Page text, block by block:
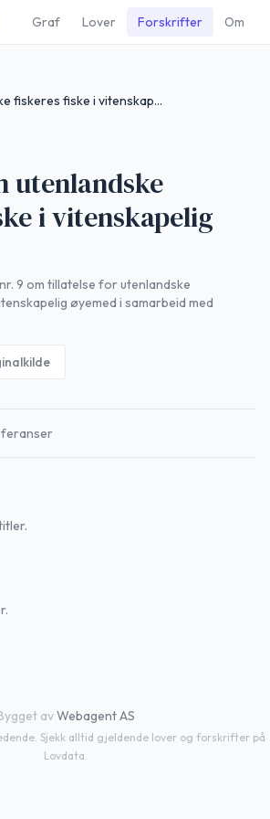
Graf Lover Forskrifter Om
Forskr. om utenlandske fiskeres fiske i vitenskapelig øyemed
utenlandske
i vitenskapelig
9 om tillatelse for utenlandske
øyemed i samarbeid med
avWebagent AS
Sjekk alltid gjeldende lover og forskrifter på
Lovdata.